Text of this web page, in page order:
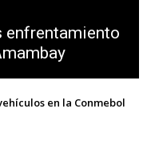
enfrentamiento
en la Conmebol